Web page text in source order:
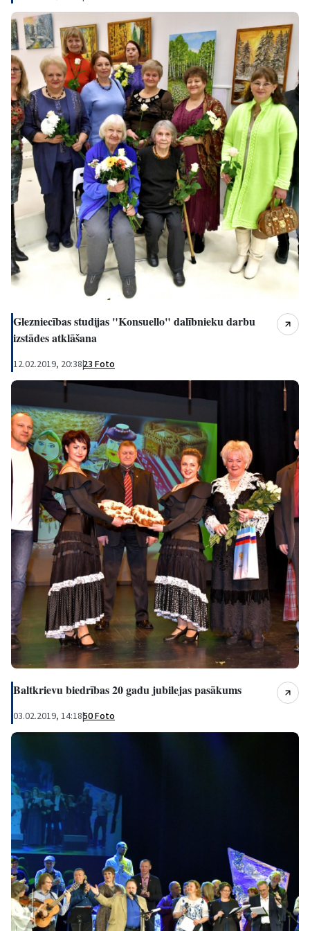
Glezniecības studijas "Konsuello" dalībnieku darbu
izstādes atklāšana
12.02.2019, 20:38|23 Foto
Baltkrievu biedrības 20 gadu jubilejas pasākums
03.02.2019, 14:18|50 Foto